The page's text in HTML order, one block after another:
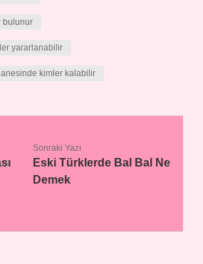
bulunur
yararlanabilir
kimler kalabilir
Sonraki Yazı
Eski Türklerde Bal Bal Ne
Demek